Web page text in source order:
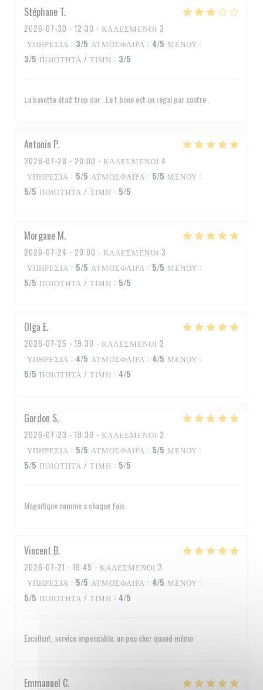
Stéphane T
2026-07-30 - 12:30 - ΚΑΛΕΣΜΈΝΟΙ 3
ΥΠΗΡΕΣΊΑ : 3/5 ΑΤΜΌΣΦΑΙΡΑ : 4/5 ΜΕΝΟΎ :
3/5 ΠΟΙΌΤΗΤΑ / ΤΙΜΉ : 3/5
La bavette était trop dur . Le t bone est un régal par contre .
Antonin P
2026-07-28 - 20:00 - ΚΑΛΕΣΜΈΝΟΙ 4
ΥΠΗΡΕΣΊΑ : 5/5 ΑΤΜΌΣΦΑΙΡΑ : 5/5 ΜΕΝΟΎ :
5/5 ΠΟΙΌΤΗΤΑ / ΤΙΜΉ : 5/5
Morgane M
2026-07-24 - 20:00 - ΚΑΛΕΣΜΈΝΟΙ 3
ΥΠΗΡΕΣΊΑ : 5/5 ΑΤΜΌΣΦΑΙΡΑ : 5/5 ΜΕΝΟΎ :
5/5 ΠΟΙΌΤΗΤΑ / ΤΙΜΉ : 5/5
Olga E
2026-07-25 - 19:30 - ΚΑΛΕΣΜΈΝΟΙ 2
ΥΠΗΡΕΣΊΑ : 4/5 ΑΤΜΌΣΦΑΙΡΑ : 4/5 ΜΕΝΟΎ :
5/5 ΠΟΙΌΤΗΤΑ / ΤΙΜΉ : 4/5
Gordon S
2026-07-23 - 19:30 - ΚΑΛΕΣΜΈΝΟΙ 2
ΥΠΗΡΕΣΊΑ : 5/5 ΑΤΜΌΣΦΑΙΡΑ : 5/5 ΜΕΝΟΎ :
5/5 ΠΟΙΌΤΗΤΑ / ΤΙΜΉ : 5/5
Magnifique comme a chaque fois
Vincent B
2026-07-21 - 19:45 - ΚΑΛΕΣΜΈΝΟΙ 3
ΥΠΗΡΕΣΊΑ : 5/5 ΑΤΜΌΣΦΑΙΡΑ : 4/5 ΜΕΝΟΎ :
5/5 ΠΟΙΌΤΗΤΑ / ΤΙΜΉ : 4/5
Excellent, service impeccable, un peu cher quand même
Emmanuel C